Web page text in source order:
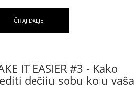
ČITAJ DALJE
IT EASIER #3 - Kako
dečiju sobu koju vaša